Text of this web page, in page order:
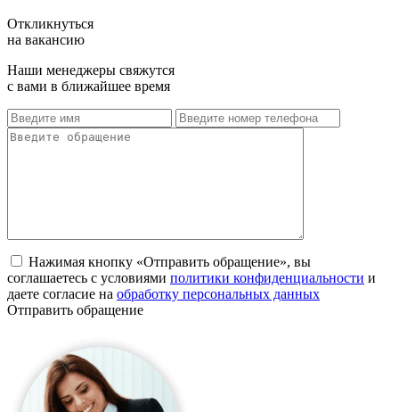
Откликнуться
на вакансию
Наши менеджеры свяжутся
с вами в ближайшее время
Нажимая кнопку «Отправить обращение», вы
соглашаетесь с условиями политики конфиденциальности и
даете согласие на обработку персональных данных
Отправить обращение